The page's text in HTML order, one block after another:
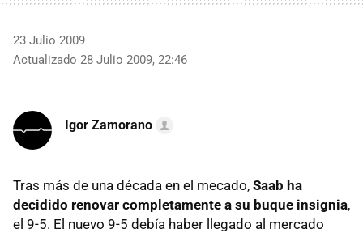
23 Julio 2009
Actualizado 28 Julio 2009, 22:46
Igor Zamorano
Tras más de una década en el mecado, Saab ha
decidido renovar completamente a su buque insignia,
el 9-5. El nuevo 9-5 debía haber llegado al mercado